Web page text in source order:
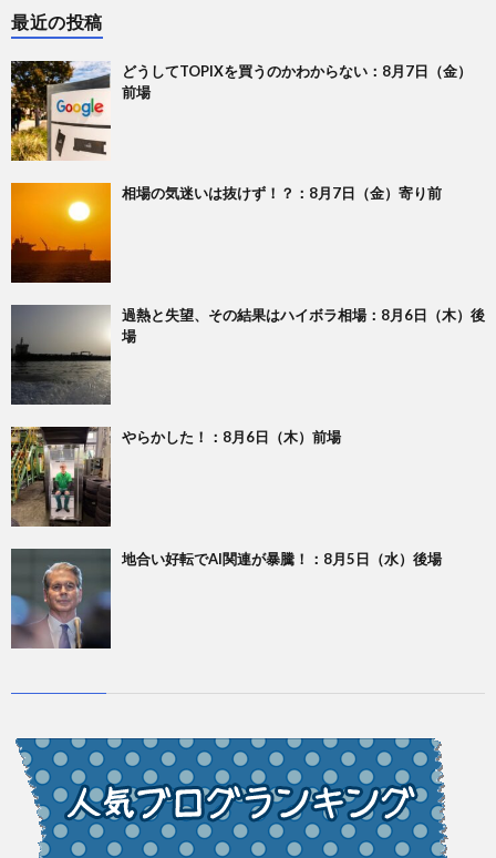
最近の投稿
どうしてTOPIXを買うのかわからない：8月7日（金）
前場
相場の気迷いは抜けず！？：8月7日（金）寄り前
過熱と失望、その結果はハイボラ相場：8月6日（木）後
場
やらかした！：8月6日（木）前場
地合い好転でAI関連が暴騰！：8月5日（水）後場